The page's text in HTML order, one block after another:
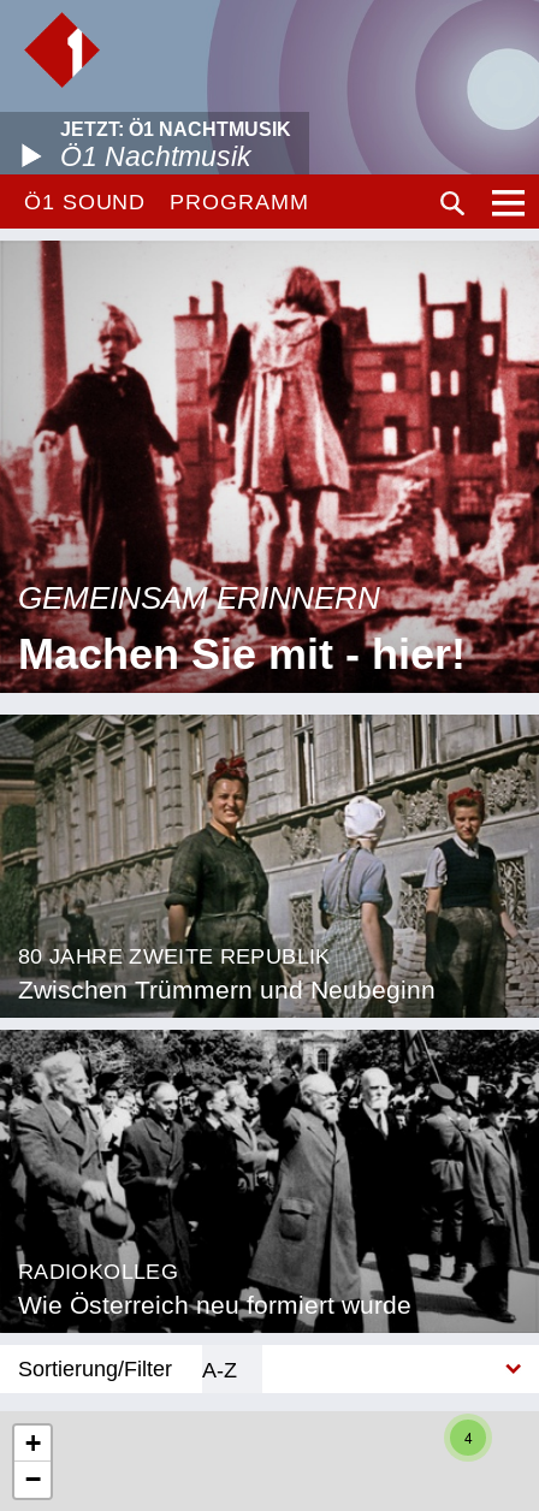
JETZT: Ö1 NACHTMUSIK
Ö1 Nachtmusik
Ö1 SOUND PROGRAMM
GEMEINSAM ERINNERN
Machen Sie mit - hier!
80 JAHRE ZWEITE REPUBLIK
Zwischen Trümmern und Neubeginn
RADIOKOLLEG
Wie Österreich neu formiert wurde
Sortierung/Filter
A-Z
4
+
−